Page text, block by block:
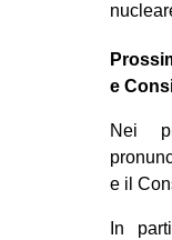
e
Nei
e il
In